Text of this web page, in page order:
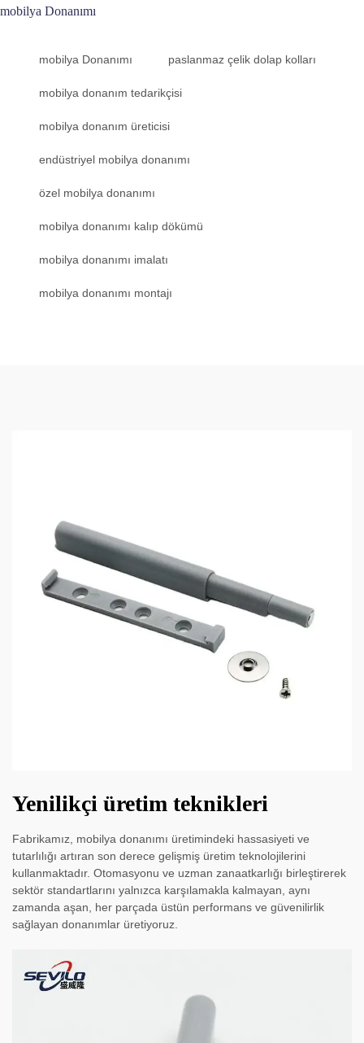
mobilya Donanımı
mobilya Donanımı paslanmaz çelik dolap kolları
mobilya donanım tedarikçisi
mobilya donanım üreticisi
endüstriyel mobilya donanımı
özel mobilya donanımı
mobilya donanımı kalıp dökümü
mobilya donanımı imalatı
mobilya donanımı montajı
Yenilikçi üretim teknikleri
Fabrikamız, mobilya donanımı üretimindeki hassasiyeti ve
tutarlılığı artıran son derece gelişmiş üretim teknolojilerini
kullanmaktadır. Otomasyonu ve uzman zanaatkarlığı birleştirerek
sektör standartlarını yalnızca karşılamakla kalmayan, aynı
zamanda aşan, her parçada üstün performans ve güvenilirlik
sağlayan donanımlar üretiyoruz.